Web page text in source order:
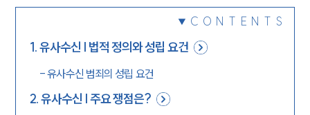
CONTENTS
1.유사수신 | 법적 정의와 성립 요건
-유사수신 범죄의 성립 요건
2.유사수신 | 주요 쟁점은?